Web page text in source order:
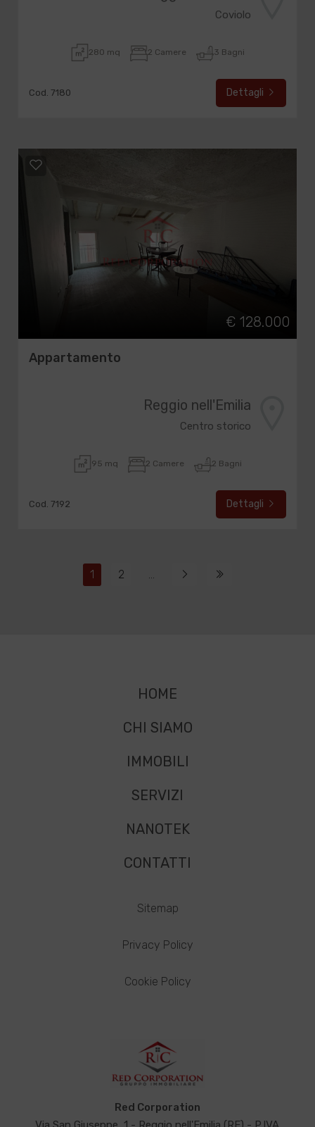
Coviolo
280 mq 2 Camere 3 Bagni
Cod. 7180 Dettagli
€ 128.000
Appartamento
Reggio nell'Emilia
Centro storico
95 mq 2 Camere 2 Bagni
Cod. 7192 Dettagli
1 2 ...
HOME
CHI SIAMO
IMMOBILI
SERVIZI
NANOTEK
CONTATTI
Sitemap
Privacy Policy
Cookie Policy
Red Corporation